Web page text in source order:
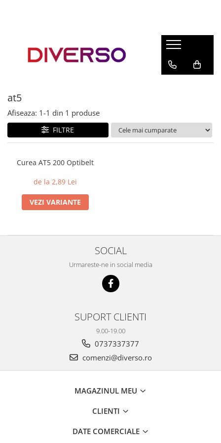
ASA
SILK
HIPS
PMMA
at5
Afiseaza: 1-1 din 1 produse
FILTRE
Curea AT5 200 Optibelt
de la 2,89 Lei
VEZI VARIANTE
SOCIAL
Urmareste-ne in social media
SUPORT CLIENTI
9.00-19.00
0737337377
comenzi@diverso.ro
MAGAZINUL MEU
CLIENTI
DATE COMERCIALE